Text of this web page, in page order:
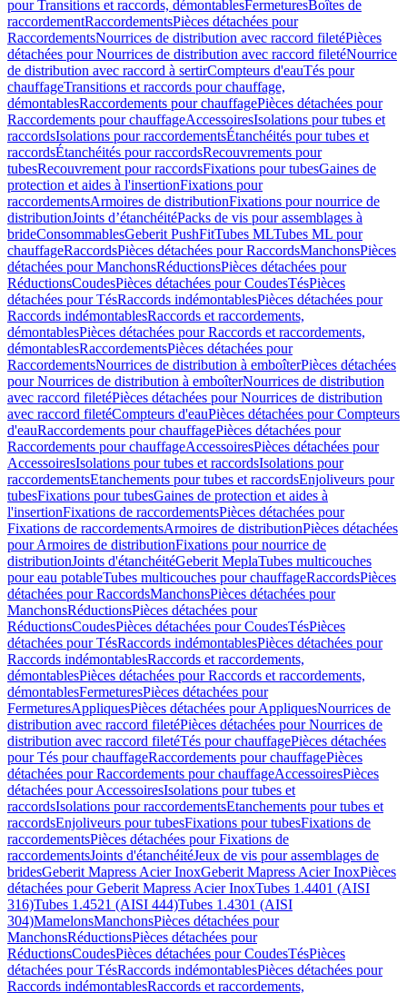
pour Transitions et raccords, démontablesFermeturesBoîtes de
raccordementRaccordementsPièces détachées pour
RaccordementsNourrices de distribution avec raccord filetéPièces
détachées pour Nourrices de distribution avec raccord filetéNourrice
de distribution avec raccord à sertirCompteurs d'eauTés pour
chauffageTransitions et raccords pour chauffage,
démontablesRaccordements pour chauffagePièces détachées pour
Raccordements pour chauffageAccessoiresIsolations pour tubes et
raccordsIsolations pour raccordementsÉtanchéités pour tubes et
raccordsÉtanchéités pour raccordsRecouvrements pour
tubesRecouvrement pour raccordsFixations pour tubesGaines de
protection et aides à l'insertionFixations pour
raccordementsArmoires de distributionFixations pour nourrice de
distributionJoints d’étanchéitéPacks de vis pour assemblages à
brideConsommablesGeberit PushFitTubes MLTubes ML pour
chauffageRaccordsPièces détachées pour RaccordsManchonsPièces
détachées pour ManchonsRéductionsPièces détachées pour
RéductionsCoudesPièces détachées pour CoudesTésPièces
détachées pour TésRaccords indémontablesPièces détachées pour
Raccords indémontablesRaccords et raccordements,
démontablesPièces détachées pour Raccords et raccordements,
démontablesRaccordementsPièces détachées pour
RaccordementsNourrices de distribution à emboîterPièces détachées
pour Nourrices de distribution à emboîterNourrices de distribution
avec raccord filetéPièces détachées pour Nourrices de distribution
avec raccord filetéCompteurs d'eauPièces détachées pour Compteurs
d'eauRaccordements pour chauffagePièces détachées pour
Raccordements pour chauffageAccessoiresPièces détachées pour
AccessoiresIsolations pour tubes et raccordsIsolations pour
raccordementsEtanchements pour tubes et raccordsEnjoliveurs pour
tubesFixations pour tubesGaines de protection et aides à
l'insertionFixations de raccordementsPièces détachées pour
Fixations de raccordementsArmoires de distributionPièces détachées
pour Armoires de distributionFixations pour nourrice de
distributionJoints d'étanchéitéGeberit MeplaTubes multicouches
pour eau potableTubes multicouches pour chauffageRaccordsPièces
détachées pour RaccordsManchonsPièces détachées pour
ManchonsRéductionsPièces détachées pour
RéductionsCoudesPièces détachées pour CoudesTésPièces
détachées pour TésRaccords indémontablesPièces détachées pour
Raccords indémontablesRaccords et raccordements,
démontablesPièces détachées pour Raccords et raccordements,
démontablesFermeturesPièces détachées pour
FermeturesAppliquesPièces détachées pour AppliquesNourrices de
distribution avec raccord filetéPièces détachées pour Nourrices de
distribution avec raccord filetéTés pour chauffagePièces détachées
pour Tés pour chauffageRaccordements pour chauffagePièces
détachées pour Raccordements pour chauffageAccessoiresPièces
détachées pour AccessoiresIsolations pour tubes et
raccordsIsolations pour raccordementsEtanchements pour tubes et
raccordsEnjoliveurs pour tubesFixations pour tubesFixations de
raccordementsPièces détachées pour Fixations de
raccordementsJoints d'étanchéitéJeux de vis pour assemblages de
bridesGeberit Mapress Acier InoxGeberit Mapress Acier InoxPièces
détachées pour Geberit Mapress Acier InoxTubes 1.4401 (AISI
316)Tubes 1.4521 (AISI 444)Tubes 1.4301 (AISI
304)MamelonsManchonsPièces détachées pour
ManchonsRéductionsPièces détachées pour
RéductionsCoudesPièces détachées pour CoudesTésPièces
détachées pour TésRaccords indémontablesPièces détachées pour
Raccords indémontablesRaccords et raccordements,